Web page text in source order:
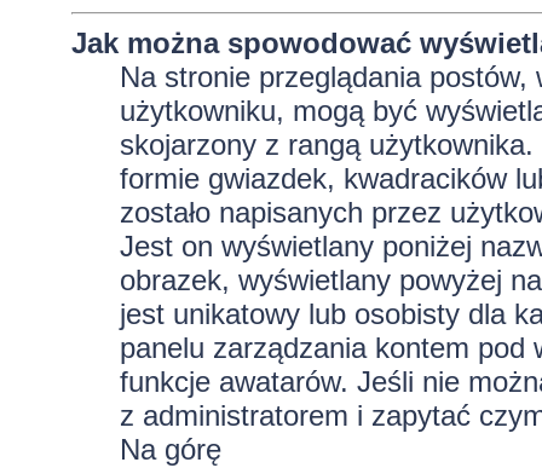
Jak można spowodować
Na stronie przeglądania
użytkowniku, mogą być
skojarzony z rangą
formie gwiazdek, kwadracików
zostało napisanych przez
Jest on wyświetlany poniżej
obrazek, wyświetlany powyżej
jest unikatowy lub osobisty dla
panelu zarządzania kontem pod
funkcje awatarów. Jeśli nie
z administratorem i zapytać
Na górę